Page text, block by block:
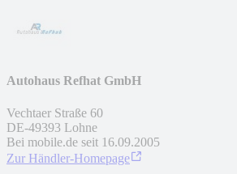
Autohaus Refhat GmbH
Vechtaer Straße 60
DE-49393 Lohne
Bei mobile.de seit 16.09.2005
Zur Händler-Homepage